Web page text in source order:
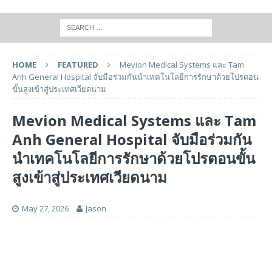
HOME FEATURED
Mevion Medical Systems และ Tam
Anh General Hospital จับมือร่วมกันนำเทคโนโลยีการรักษาด้วยโปรตอน
ขั้นสูงเข้าสู่ประเทศเวียดนาม
Mevion Medical Systems และ Tam
Anh General Hospital จับมือร่วมกัน
นำเทคโนโลยีการรักษาด้วยโปรตอนขั้น
สูงเข้าสู่ประเทศเวียดนาม
May 27, 2026 Jason